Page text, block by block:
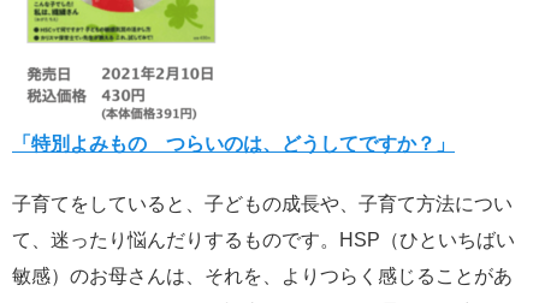
「特別よみもの つらいのは、どうしてですか？」
子育てをしていると、子どもの成長や、子育て方法につい
て、迷ったり悩んだりするものです。HSP（ひといちばい
敏感）のお母さんは、それを、よりつらく感じることがあ